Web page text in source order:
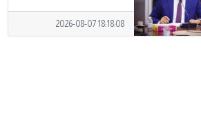
2026-08-07 18:18:08